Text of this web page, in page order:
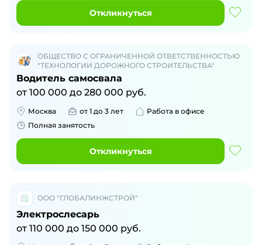
Откликнуться
ОБЩЕСТВО С ОГРАНИЧЕННОЙ ОТВЕТСТВЕННОСТЬЮ
"ТЕХНОЛОГИИ ДОРОЖНОГО СТРОИТЕЛЬСТВА"
Водитель самосвала
от 100 000 до 280 000 руб.
Москва от 1 до 3 лет
Работа в офисе
Полная занятость
Откликнуться
ООО "ГЛОБАЛИНЖСТРОЙ"
Электрослесарь
от 110 000 до 150 000 руб.